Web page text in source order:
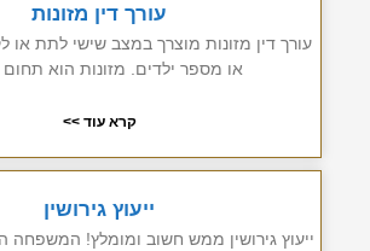
עורך דין מזונות
עורך דין מזונות מוצרך במצב שישי לתת או
או מספר ילדים. מזונות הוא תחום
קרא עוד >>
ייעוץ גירושין
ייעוץ גירושין ממש חשוב ומומלץ! המשפחה